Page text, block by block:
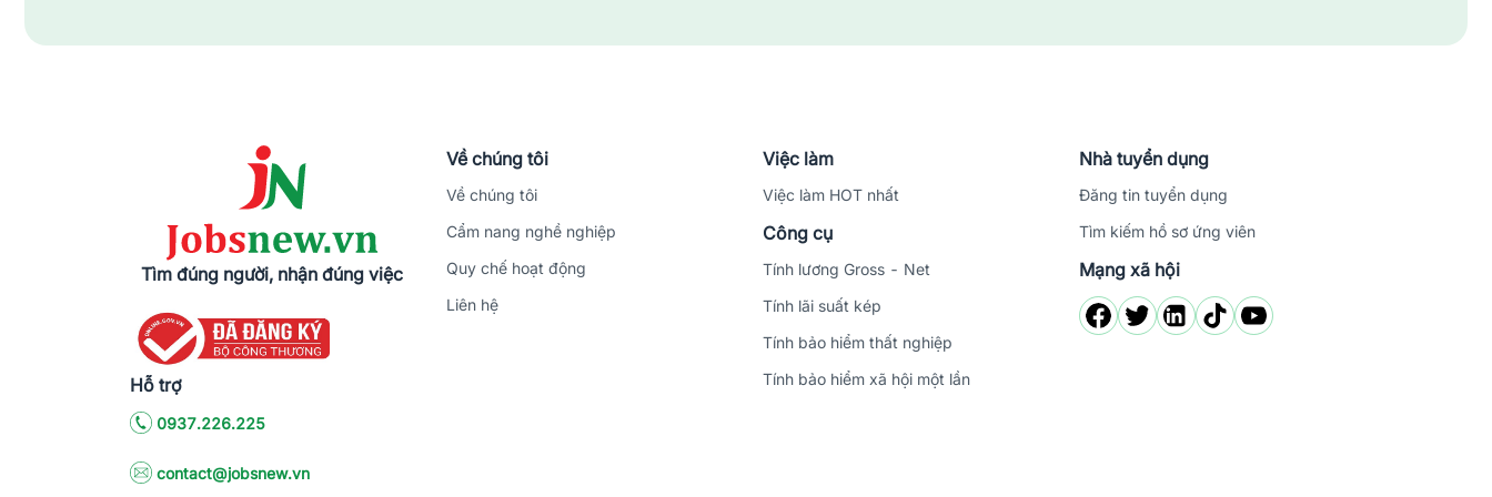
Tìm đúng người, nhận đúng việc
Hỗ trợ
0937.226.225
contact@jobsnew.vn
Về chúng tôi
Về chúng tôi
Cẩm nang nghề nghiệp
Quy chế hoạt động
Liên hệ
Việc làm
Việc làm HOT nhất
Công cụ
Tính lương Gross - Net
Tính lãi suất kép
Tính bảo hiểm thất nghiệp
Tính bảo hiểm xã hội một lần
Nhà tuyển dụng
Đăng tin tuyển dụng
Tìm kiếm hồ sơ ứng viên
Mạng xã hội